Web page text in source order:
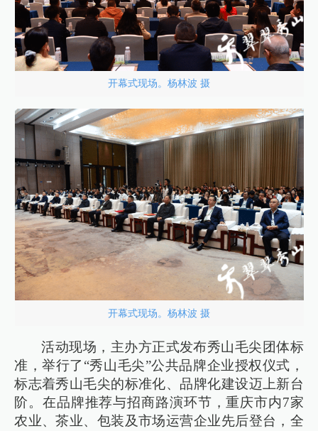
开幕式现场。杨林波 摄
开幕式现场。杨林波 摄
活动现场，主办方正式发布秀山毛尖团体标
准，举行了“秀山毛尖”公共品牌企业授权仪式，
标志着秀山毛尖的标准化、品牌化建设迈上新台
阶。在品牌推荐与招商路演环节，重庆市内7家
农业、茶业、包装及市场运营企业先后登台，全